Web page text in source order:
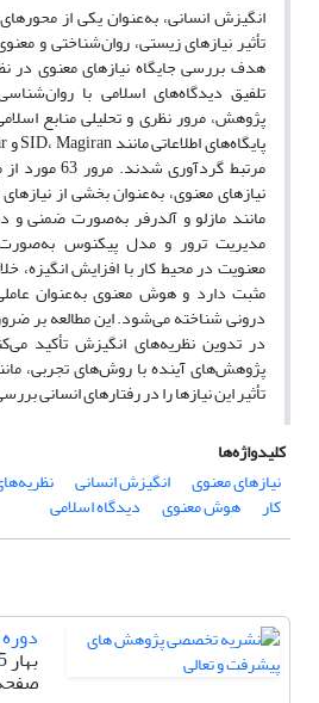
انگیزش انسانی، به‌عنوان یکی از
تأثیر نیازهای زیستی، روان‌شناختی و
هدف بررسی جایگاه نیازهای معنوی در
تلفیق دیدگاه‌های اسلامی با
پژوهش، مرور نظری و تحلیلی منابع
مرتبط گردآوری
نیازهای معنوی، به‌عنوان بخشی از
مانند مازلو و آلدرفر به‌صورت ضمنی و
مدیریت ترور و مدل پیکنوس
معنویت در محیط کار با افزایش انگیزه،
مثبت دارد و هوش معنوی به‌عنوان
درونی شناخته می‌شود. این مطالعه بر
در تدوین نظریه‌های انگیزش تأکید
پژوهش‌های آینده با روش‌های تجربی،
تأثیر این نیازها را در رفتارهای انسانی
کلیدواژه‌ها
نیازهای معنوی
انگیزش انسانی
کار هوش معنوی دیدگاه اسلامی
دوره 9، شماره 1
بهار 1405